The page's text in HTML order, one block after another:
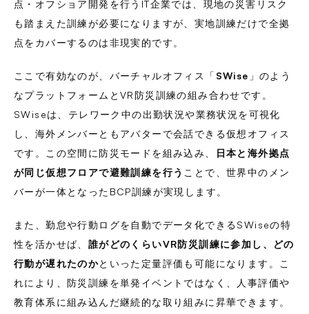
点・オフショア開発を行うIT企業では、現地の災害リスク
も踏まえた訓練が必要になりますが、実地訓練だけで全拠
点をカバーするのは非現実的です。
ここで有効なのが、バーチャルオフィス「 SWise 」のよう
なプラットフォームとVR防災訓練の組み合わせです。
SWiseは、テレワーク中の出勤状況や業務状況を可視化
し、海外メンバーともアバターで会話できる仮想オフィス
です。この空間に防災モードを組み込み、
日本と海外拠点
が同じ仮想フロアで避難訓練を行う ことで、世界中のメン
バーが一体となったBCP訓練が実現します。
また、勤怠や行動ログを自動でデータ化できるSWiseの特
性を活かせば、 誰がどのくらいVR防災訓練に参加し、どの
行動が遅れたのかといった定量評価も可能になります。こ
れにより、防災訓練を単発イベントではなく、人事評価や
教育体系に組み込んだ継続的な取り組みに昇華できます。